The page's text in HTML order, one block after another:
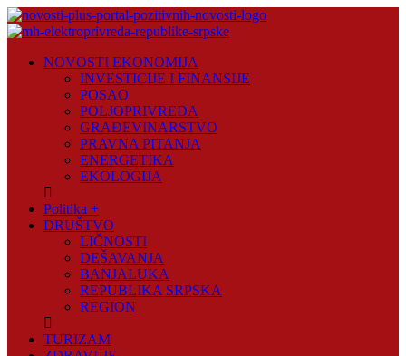
Skip
to
Plus
NOVOSTI EKONOMIJA
INVESTICIJE I FINANSIJE
POSAO
POLJOPRIVREDA
GRAĐEVINARSTVO
PRAVNA PITANJA
ENERGETIKA
EKOLOGIJA
Politika +
DRUŠTVO
LIČNOSTI
DEŠAVANJA
BANJALUKA
REPUBLIKA SRPSKA
REGION
TURIZAM